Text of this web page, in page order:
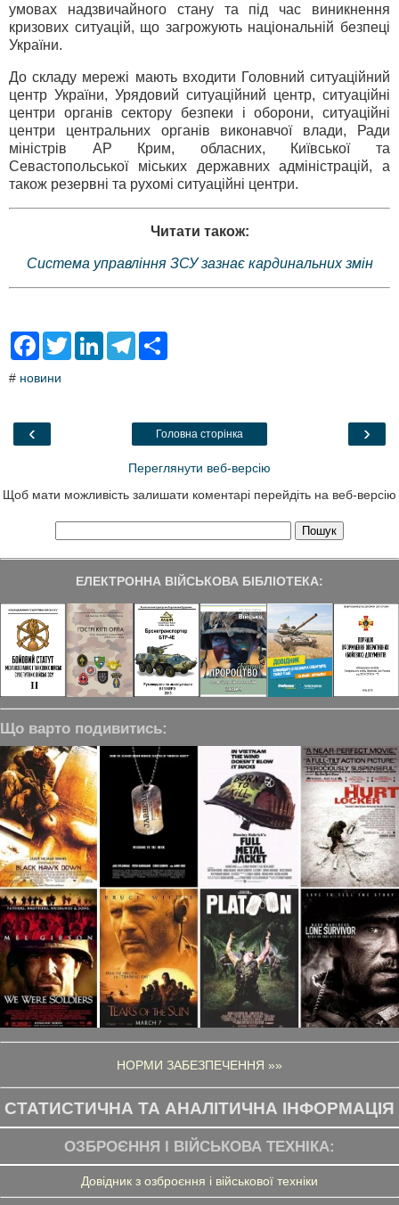
умовах надзвичайного стану та під час виникнення
кризових ситуацій, що загрожують національній безпеці
України.
До складу мережі мають входити Головний ситуаційний
центр України, Урядовий ситуаційний центр, ситуаційні
центри органів сектору безпеки і оборони, ситуаційні
центри центральних органів виконавчої влади, Ради
міністрів АР Крим, обласних, Київської та
Севастопольської міських державних адміністрацій, а
також резервні та рухомі ситуаційні центри.
Читати також:
Система управління ЗСУ зазнає кардинальних змін
F
e
o
T
L
T
a
# новини
‹ ›
Головна сторінка
Переглянути веб-версію
Щоб мати можливість залишати коментарі перейдіть на веб-версію
ЕЛЕКТРОННА ВІЙСЬКОВА БІБЛІОТЕКА:
Що варто подивитись:
НОРМИ ЗАБЕЗПЕЧЕННЯ »»
СТАТИСТИЧНА ТА АНАЛІТИЧНА ІНФОРМАЦІЯ
ОЗБРОЄННЯ І ВІЙСЬКОВА ТЕХНІКА:
Довідник з озброєння і військової техніки